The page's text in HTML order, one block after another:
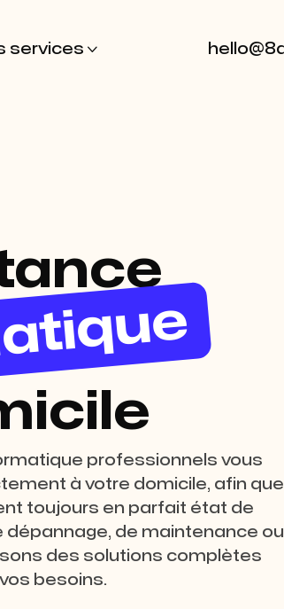
services 
professionnels vous
à votre domicile, afin que
toujours en parfait état de
de maintenance ou
des solutions complètes
besoins.